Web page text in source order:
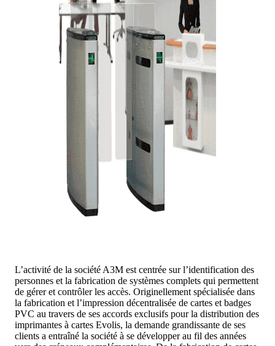
L’activité de la société A3M est centrée sur l’identification des
personnes et la fabrication de systèmes complets qui permettent
de gérer et contrôler les accès. Originellement spécialisée dans
la fabrication et l’impression décentralisée de cartes et badges
PVC au travers de ses accords exclusifs pour la distribution des
imprimantes à cartes Evolis, la demande grandissante de ses
clients a entraîné la société à se développer au fil des années